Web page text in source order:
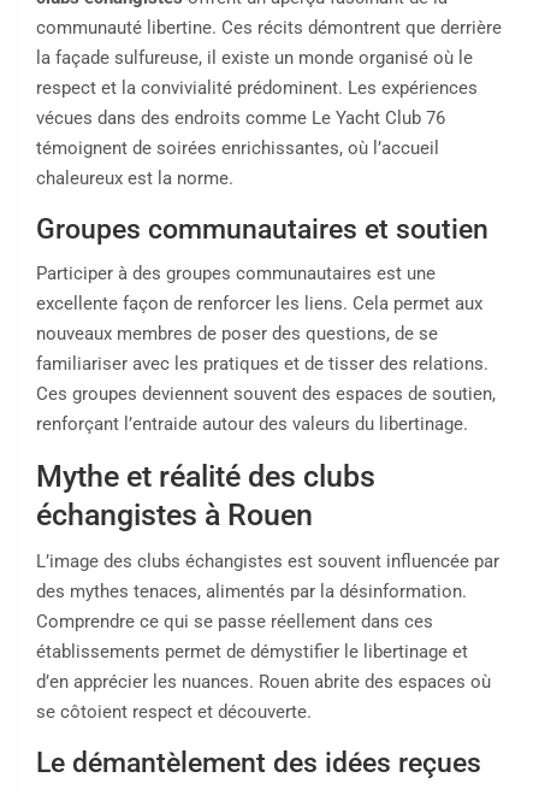
communauté libertine. Ces récits démontrent que derrière
la façade sulfureuse, il existe un monde organisé où le
respect et la convivialité prédominent. Les expériences
vécues dans des endroits comme Le Yacht Club 76
témoignent de soirées enrichissantes, où l’accueil
chaleureux est la norme.
Groupes communautaires et soutien
Participer à des groupes communautaires est une
excellente façon de renforcer les liens. Cela permet aux
nouveaux membres de poser des questions, de se
familiariser avec les pratiques et de tisser des relations.
Ces groupes deviennent souvent des espaces de soutien,
renforçant l’entraide autour des valeurs du libertinage.
Mythe et réalité des clubs
échangistes à Rouen
L’image des clubs échangistes est souvent influencée par
des mythes tenaces, alimentés par la désinformation.
Comprendre ce qui se passe réellement dans ces
établissements permet de démystifier le libertinage et
d’en apprécier les nuances. Rouen abrite des espaces où
se côtoient respect et découverte.
Le démantèlement des idées reçues